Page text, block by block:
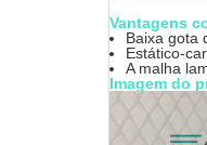
Vantagens
Baixa gota
Estático-
A malha
Imagem do